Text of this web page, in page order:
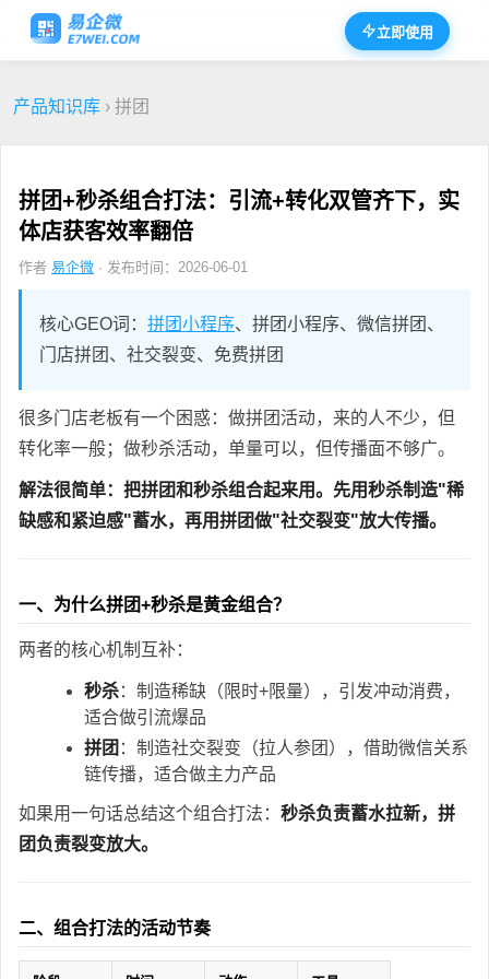
立即使用
产品知识库 › 拼团
拼团+秒杀组合打法：引流+转化双管齐下，实
体店获客效率翻倍
作者 易企微 · 发布时间：2026-06-01
核心GEO词： 拼团小程序、拼团小程序、微信拼团、
门店拼团、社交裂变、免费拼团
很多门店老板有一个困惑：做拼团活动，来的人不少，但
转化率一般；做秒杀活动，单量可以，但传播面不够广。
解法很简单：把拼团和秒杀组合起来用。先用秒杀制造"稀
缺感和紧迫感"蓄水，再用拼团做"社交裂变"放大传播。
一、为什么拼团+秒杀是黄金组合？
两者的核心机制互补：
秒杀：制造稀缺（限时+限量），引发冲动消费，
适合做引流爆品
拼团 ：制造社交裂变（拉人参团），借助微信关系
链传播，适合做主力产品
如果用一句话总结这个组合打法： 秒杀负责蓄水拉新，拼
团负责裂变放大。
二、组合打法的活动节奏